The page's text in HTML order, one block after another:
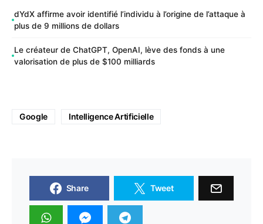
dYdX affirme avoir identifié l’individu à l’origine de l’attaque à
plus de 9 millions de dollars
Le créateur de ChatGPT, OpenAI, lève des fonds à une
valorisation de plus de $100 milliards
Google Intelligence Artificielle
Share Tweet